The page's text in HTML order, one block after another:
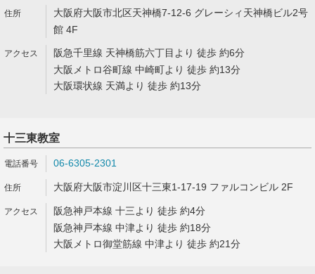
大阪府大阪市北区天神橋7-12-6 グレーシィ天神橋ビル2号
館 4F
阪急千里線 天神橋筋六丁目より 徒歩 約6分
大阪メトロ谷町線 中崎町より 徒歩 約13分
大阪環状線 天満より 徒歩 約13分
十三東教室
06-6305-2301
大阪府大阪市淀川区十三東1-17-19 ファルコンビル 2F
阪急神戸本線 十三より 徒歩 約4分
阪急神戸本線 中津より 徒歩 約18分
大阪メトロ御堂筋線 中津より 徒歩 約21分